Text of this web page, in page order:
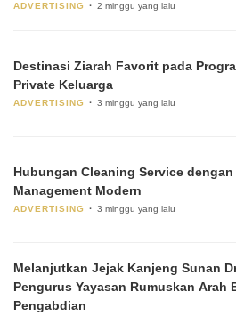
ADVERTISING 2 minggu yang lalu
Destinasi Ziarah Favorit pada
Private Keluarga
ADVERTISING 3 minggu yang lalu
Hubungan Cleaning Service
Management Modern
ADVERTISING 3 minggu yang lalu
Melanjutkan Jejak Kanjeng Sunan
Pengurus Yayasan Rumuskan Arah
Pengabdian